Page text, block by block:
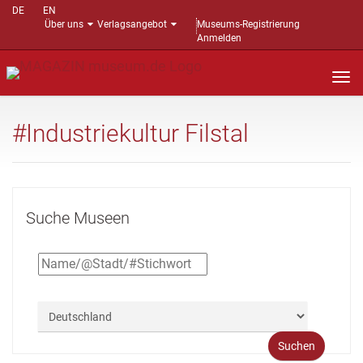
DE
EN
Über uns
Verlagsangebot
Museums-Registrierung
Anmelden
#Industriekultur Filstal
Suche Museen